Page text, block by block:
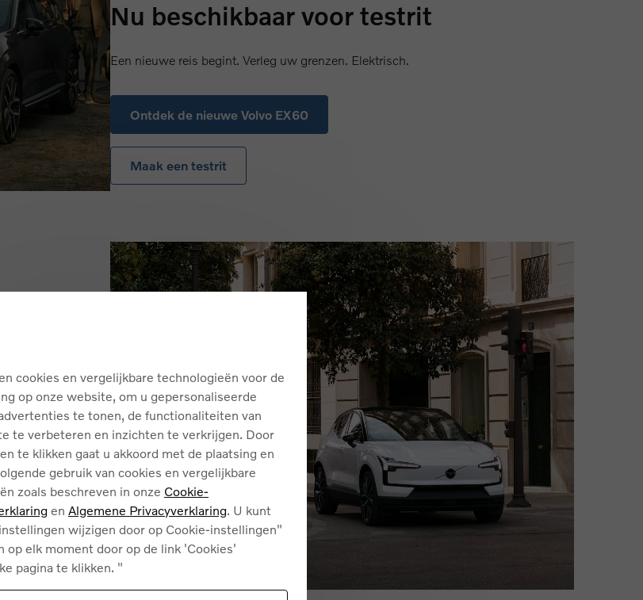
Nu beschikbaar voor testrit
Een nieuwe reis begint. Verleg uw grenzen. Elektrisch.
Ontdek de nieuwe Volvo EX60
Maak een testrit
cookies en vergelijkbare technologieën voor de
op onze website, om u gepersonaliseerde
te tonen, de functionaliteiten van
te verbeteren en inzichten te verkrijgen. Door
te klikken gaat u akkoord met de plaatsing en
gebruik van cookies en vergelijkbare
zoals beschreven in onze Cookie-
en Algemene Privacyverklaring. U kunt
wijzigen door op Cookie-instellingen"
op elk moment door op de link 'Cookies'
pagina te klikken. "